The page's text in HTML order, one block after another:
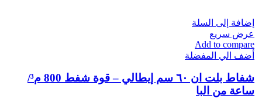
إضافة إلى السلة
عرض سريع
Add to compare
أضف الي المفضلة
شفاط بلت ان ٦٠ سم إيطالي – قوة شفط 800 م³/
ساعة من البا